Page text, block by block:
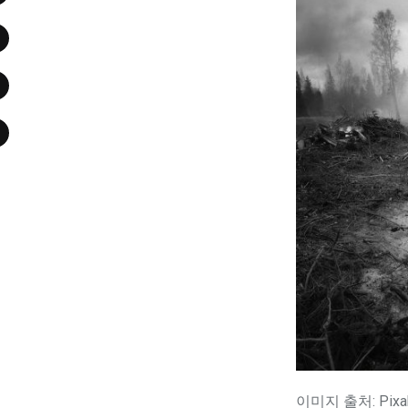
이미지 출처: